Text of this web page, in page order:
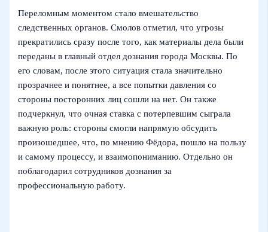
Переломным моментом стало вмешательство
следственных органов. Смолов отметил, что угрозы
прекратились сразу после того, как материалы дела были
переданы в главный отдел дознания города Москвы. По
его словам, после этого ситуация стала значительно
прозрачнее и понятнее, а все попытки давления со
стороны посторонних лиц сошли на нет. Он также
подчеркнул, что очная ставка с потерпевшим сыграла
важную роль: стороны смогли напрямую обсудить
произошедшее, что, по мнению Фёдора, пошло на пользу
и самому процессу, и взаимопониманию. Отдельно он
поблагодарил сотрудников дознания за
профессиональную работу.